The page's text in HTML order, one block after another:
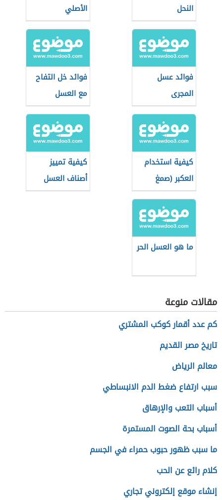
النحل
الأصلي
فوائد عسل
المجرى
فوائد خل التفاح
مع العسل
كيفية استخدام
العكبر (صمغ
النحل)
كيفية تمييز
أصناف العسل
التركي
ما هو العسل الحر
مقالات منوعة
كم عدد أقمار كوكب المشتري
تاريخ مصر القديم
معالم الرياض
سبب ارتفاع ضغط الدم الانبساطي
أسباب التعب والإرهاق
أسباب بحة الصوت المستمرة
ما سبب ظهور حبوب حمراء في الجسم
كلام رائع عن الحب
إنشاء موقع إلكتروني تجاري